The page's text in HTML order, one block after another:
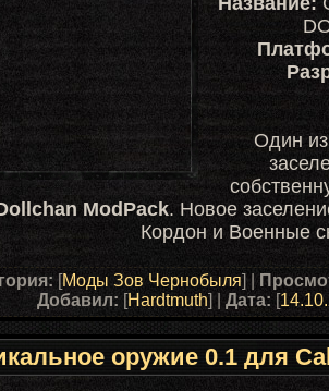
Один
ModPack. Новое
Кордон и Военные
[Моды Зов Чернобыля] |
Добавил: [Hardtmuth] | Дата: [
оружие 0.1 для